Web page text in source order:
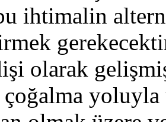
ihtimalin
olarak